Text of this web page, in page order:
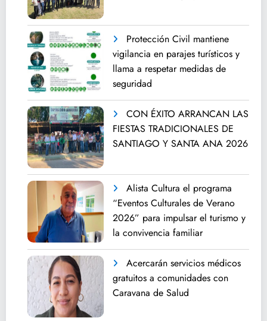
Protección Civil mantiene
vigilancia en parajes turísticos y
llama a respetar medidas de
seguridad
CON ÉXITO ARRANCAN LAS
FIESTAS TRADICIONALES DE
SANTIAGO Y SANTA ANA 2026
Alista Cultura el programa
“Eventos Culturales de Verano
2026” para impulsar el turismo y
la convivencia familiar
Acercarán servicios médicos
gratuitos a comunidades con
Caravana de Salud